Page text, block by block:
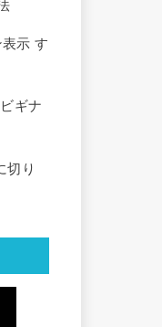
示 す
ギナ
切り